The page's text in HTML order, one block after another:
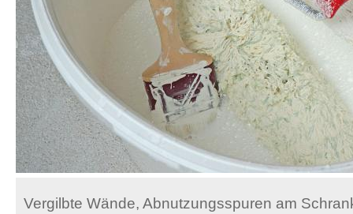
Vergilbte Wände, Abnutzungsspuren am